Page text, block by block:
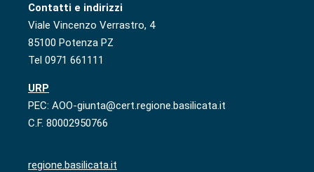
Contatti e indirizzi
Viale Vincenzo Verrastro, 4
85100 Potenza PZ
Tel 0971 661111
URP
PEC: AOO-giunta@cert.regione.basilicata.it
C.F. 80002950766
regione.basilicata.it